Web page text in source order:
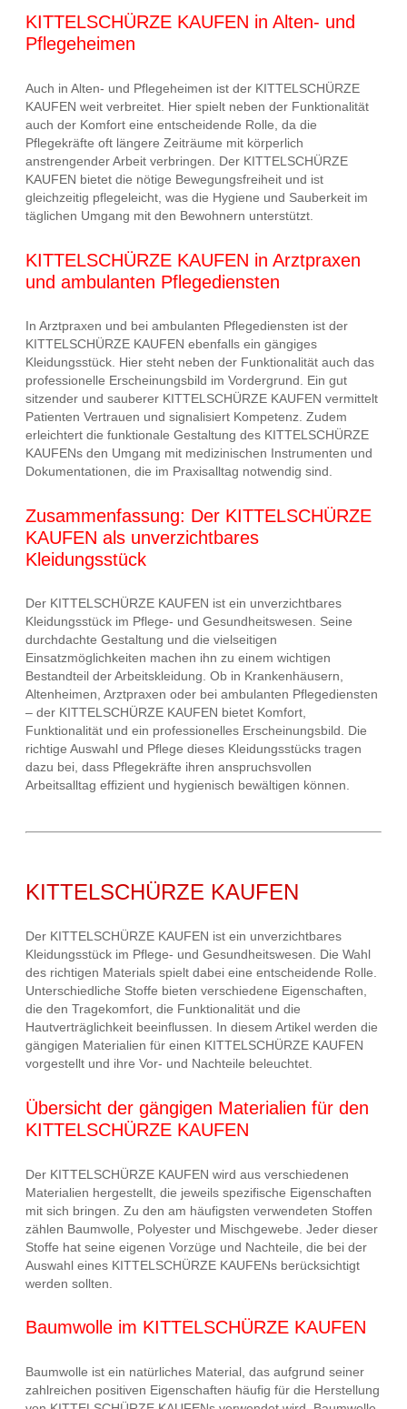
KITTELSCHÜRZE KAUFEN in Alten- und
Pflegeheimen
Auch in Alten- und Pflegeheimen ist der KITTELSCHÜRZE
KAUFEN weit verbreitet. Hier spielt neben der Funktionalität
auch der Komfort eine entscheidende Rolle, da die
Pflegekräfte oft längere Zeiträume mit körperlich
anstrengender Arbeit verbringen. Der KITTELSCHÜRZE
KAUFEN bietet die nötige Bewegungsfreiheit und ist
gleichzeitig pflegeleicht, was die Hygiene und Sauberkeit im
täglichen Umgang mit den Bewohnern unterstützt.
KITTELSCHÜRZE KAUFEN in Arztpraxen
und ambulanten Pflegediensten
In Arztpraxen und bei ambulanten Pflegediensten ist der
KITTELSCHÜRZE KAUFEN ebenfalls ein gängiges
Kleidungsstück. Hier steht neben der Funktionalität auch das
professionelle Erscheinungsbild im Vordergrund. Ein gut
sitzender und sauberer KITTELSCHÜRZE KAUFEN vermittelt
Patienten Vertrauen und signalisiert Kompetenz. Zudem
erleichtert die funktionale Gestaltung des KITTELSCHÜRZE
KAUFENs den Umgang mit medizinischen Instrumenten und
Dokumentationen, die im Praxisalltag notwendig sind.
Zusammenfassung: Der KITTELSCHÜRZE
KAUFEN als unverzichtbares
Kleidungsstück
Der KITTELSCHÜRZE KAUFEN ist ein unverzichtbares
Kleidungsstück im Pflege- und Gesundheitswesen. Seine
durchdachte Gestaltung und die vielseitigen
Einsatzmöglichkeiten machen ihn zu einem wichtigen
Bestandteil der Arbeitskleidung. Ob in Krankenhäusern,
Altenheimen, Arztpraxen oder bei ambulanten Pflegediensten
– der KITTELSCHÜRZE KAUFEN bietet Komfort,
Funktionalität und ein professionelles Erscheinungsbild. Die
richtige Auswahl und Pflege dieses Kleidungsstücks tragen
dazu bei, dass Pflegekräfte ihren anspruchsvollen
Arbeitsalltag effizient und hygienisch bewältigen können.
KITTELSCHÜRZE KAUFEN
Der KITTELSCHÜRZE KAUFEN ist ein unverzichtbares
Kleidungsstück im Pflege- und Gesundheitswesen. Die Wahl
des richtigen Materials spielt dabei eine entscheidende Rolle.
Unterschiedliche Stoffe bieten verschiedene Eigenschaften,
die den Tragekomfort, die Funktionalität und die
Hautverträglichkeit beeinflussen. In diesem Artikel werden die
gängigen Materialien für einen KITTELSCHÜRZE KAUFEN
vorgestellt und ihre Vor- und Nachteile beleuchtet.
Übersicht der gängigen Materialien für den
KITTELSCHÜRZE KAUFEN
Der KITTELSCHÜRZE KAUFEN wird aus verschiedenen
Materialien hergestellt, die jeweils spezifische Eigenschaften
mit sich bringen. Zu den am häufigsten verwendeten Stoffen
zählen Baumwolle, Polyester und Mischgewebe. Jeder dieser
Stoffe hat seine eigenen Vorzüge und Nachteile, die bei der
Auswahl eines KITTELSCHÜRZE KAUFENs berücksichtigt
werden sollten.
Baumwolle im KITTELSCHÜRZE KAUFEN
Baumwolle ist ein natürliches Material, das aufgrund seiner
zahlreichen positiven Eigenschaften häufig für die Herstellung